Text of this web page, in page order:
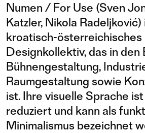
Numen / For Use (Sven
Katzler, Nikola Radeljković)
kroatisch-österreichisches
Designkollektiv, das in den
Bühnengestaltung,
Raumgestaltung sowie
ist. Ihre visuelle Sprache
reduziert und kann als
Minimalismus bezeichnet